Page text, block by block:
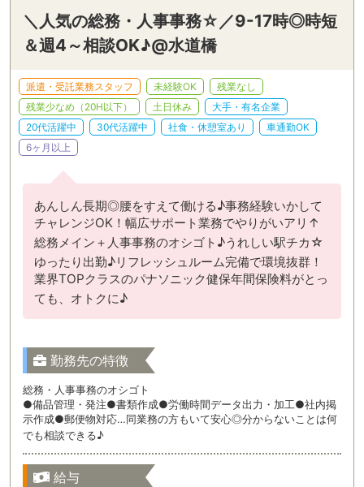
＼人気の総務・人事事務☆／9-17時◎時短
＆週4～相談OK♪@水道橋
派遣・受託業務スタッフ 未経験OK
残業なし
残業少なめ（20H以下）
土日休み
大手・有名企業
20代活躍中
30代活躍中 社食・休憩室あり
車通勤OK
6ヶ月以上
あんしん長期◎腰をすえて働ける♪事務経験いかして
チャレンジOK！幅広サポート業務でやりがいアリ↑
総務メイン＋人事事務のオシゴト♪うれしい駅チカ☆
ゆったり出勤♪リフレッシュルーム完備で環境抜群！
業界TOPクラスのパナソニック健保年間保険料がとっ
ても、オトクに♪
勤務先の特徴
総務・人事事務のオシゴト
●備品管理・発注●書類作成●労働時間データ出力・加工●社内掲
示作成●郵便物対応…同業務の方もいて安心◎分からないことは何
でも相談できる♪
給与